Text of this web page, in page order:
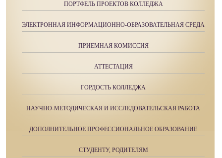
ПОРТФЕЛЬ ПРОЕКТОВ КОЛЛЕДЖА
ЭЛЕКТРОННАЯ ИНФОРМАЦИОННО-ОБРАЗОВАТЕЛЬНАЯ СРЕДА
ПРИЕМНАЯ КОМИССИЯ
АТТЕСТАЦИЯ
ГОРДОСТЬ КОЛЛЕДЖА
НАУЧНО-МЕТОДИЧЕСКАЯ И ИССЛЕДОВАТЕЛЬСКАЯ РАБОТА
ДОПОЛНИТЕЛЬНОЕ ПРОФЕССИОНАЛЬНОЕ ОБРАЗОВАНИЕ
СТУДЕНТУ, РОДИТЕЛЯМ